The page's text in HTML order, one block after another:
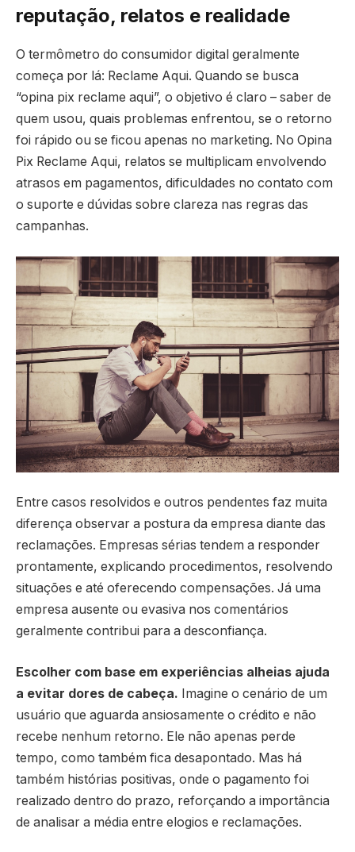
reputação, relatos e realidade
O termômetro do consumidor digital geralmente
começa por lá: Reclame Aqui. Quando se busca
“opina pix reclame aqui”, o objetivo é claro – saber de
quem usou, quais problemas enfrentou, se o retorno
foi rápido ou se ficou apenas no marketing. No Opina
Pix Reclame Aqui, relatos se multiplicam envolvendo
atrasos em pagamentos, dificuldades no contato com
o suporte e dúvidas sobre clareza nas regras das
campanhas.
Entre casos resolvidos e outros pendentes faz muita
diferença observar a postura da empresa diante das
reclamações. Empresas sérias tendem a responder
prontamente, explicando procedimentos, resolvendo
situações e até oferecendo compensações. Já uma
empresa ausente ou evasiva nos comentários
geralmente contribui para a desconfiança.
Escolher com base em experiências alheias ajuda
a evitar dores de cabeça. Imagine o cenário de um
usuário que aguarda ansiosamente o crédito e não
recebe nenhum retorno. Ele não apenas perde
tempo, como também fica desapontado. Mas há
também histórias positivas, onde o pagamento foi
realizado dentro do prazo, reforçando a importância
de analisar a média entre elogios e reclamações.